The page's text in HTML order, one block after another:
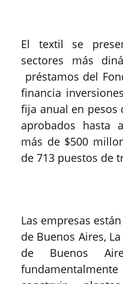
El textil se
sectores más
préstamos del
financia
fija anual en pesos
aprobados hasta
más de $500
de 713 puestos de
Las empresas
de Buenos Aires,
de Buenos